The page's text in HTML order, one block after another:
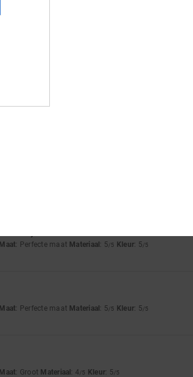
Maat: Perfecte maat Materiaal : 5/5 Kleur: 5/5
Maat: Perfecte maat Materiaal : 5/5 Kleur: 5/5
Maat: Groot Materiaal : 4/5 Kleur: 5/5